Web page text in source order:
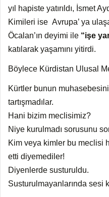
yıl hapiste yatırıldı, İsmet
Kimileri ise Avrupa’ ya
Öcalan’ın deyimi ile “işe
katılarak yaşamını yitirdi.
Böylece Kürdistan Ulusal
Kürtler bunun
tartışmadılar.
Hani bizim meclisimiz?
Niye kurulmadı sorusunu
Kim veya kimler bu meclisi
etti diyemediler!
Diyenlerde susturuldu.
Susturulmayanlarında sesi